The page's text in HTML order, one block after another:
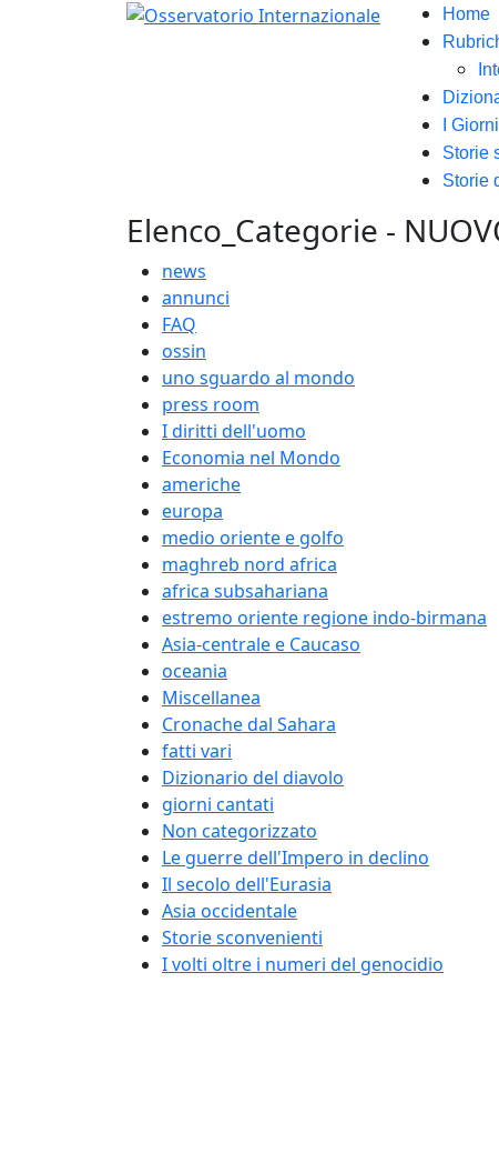
Home
I
Storie
Storie
Elenco_Categorie -
news
annunci
FAQ
ossin
uno sguardo al mondo
press room
I diritti dell'uomo
Economia nel Mondo
americhe
europa
medio oriente e golfo
maghreb nord africa
africa subsahariana
estremo oriente regione indo-birmana
Asia-centrale e Caucaso
oceania
Miscellanea
Cronache dal Sahara
fatti vari
Dizionario del diavolo
giorni cantati
Non categorizzato
Le guerre dell'Impero in declino
Il secolo dell'Eurasia
Asia occidentale
Storie sconvenienti
I volti oltre i numeri del genocidio